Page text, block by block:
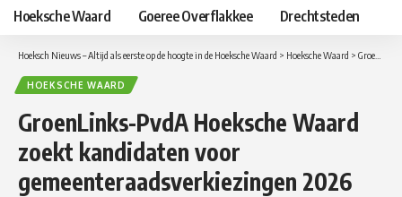
aanpassen
Hoeksche Waard Goeree Overflakkee Drechtsteden
Hoeksch Nieuws – Altijd als eerste op de hoogte in de Hoeksche Waard > Hoeksche Waard > GroenLinks-PvdA Hoeksche Waard zoekt kandidaten voor gemeenteraadsverkiezingen 2026
HOEKSCHE WAARD
GroenLinks-PvdA Hoeksche Waard
zoekt kandidaten voor
gemeenteraadsverkiezingen 2026